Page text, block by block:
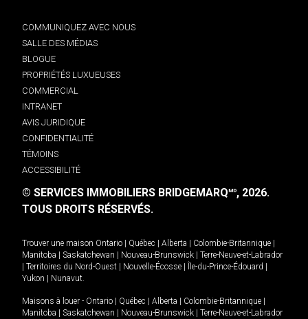
COMMUNIQUEZ AVEC NOUS
SALLE DES MÉDIAS
BLOGUE
PROPRIÉTÉS LUXUEUSES
COMMERCIAL
INTRANET
AVIS JURIDIQUE
CONFIDENTIALITÉ
TÉMOINS
ACCESSIBILITÉ
© SERVICES IMMOBILIERS BRIDGEMARQMD, 2026.
TOUS DROITS RÉSERVÉS.
Trouver une maison Ontario Québec Alberta Colombie-Britannique
Manitoba
Saskatchewan Nouveau-Brunswick
Terre-Neuve-et-Labrador
Territoires du Nord-Ouest Nouvelle-Écosse Île-du-Prince-Édouard
Yukon
Nunavut.
Maisons à louer - Ontario Québec Alberta Colombie-Britannique
Manitoba
Saskatchewan Nouveau-Brunswick
Terre-Neuve-et-Labrador